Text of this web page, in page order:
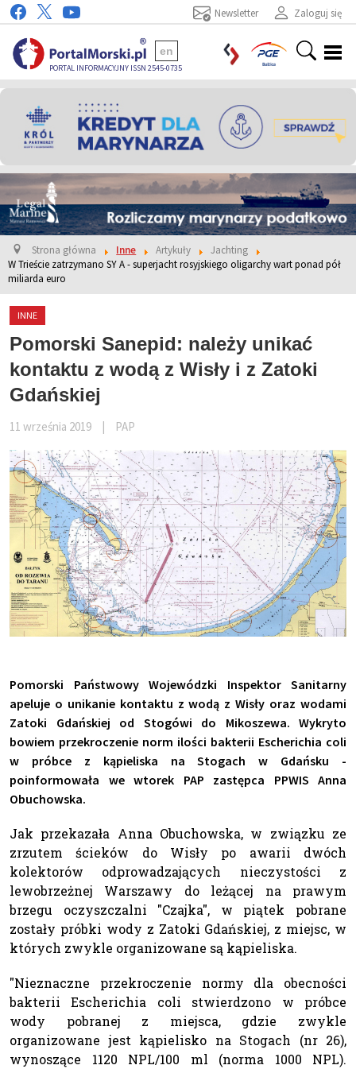
Zaloguj się
Newsletter
PORTAL INFORMACYJNY ISSN 2545-0735
en
Strona główna Inne Artykuły
Jachting
W Trieście zatrzymano SY A - superjacht rosyjskiego oligarchy wart ponad pół
miliarda euro
INNE
Pomorski Sanepid: należy unikać
kontaktu z wodą z Wisły i z Zatoki
Gdańskiej
11 września 2019 PAP
Pomorski Państwowy Wojewódzki Inspektor Sanitarny
apeluje o unikanie kontaktu z wodą z Wisły oraz wodami
Zatoki Gdańskiej od Stogówi do Mikoszewa. Wykryto
bowiem przekroczenie norm ilości bakterii Escherichia coli
w próbce z kąpieliska na Stogach w Gdańsku -
poinformowała we wtorek PAP zastępca PPWIS Anna
Obuchowska.
Jak przekazała Anna Obuchowska, w związku ze
zrzutem ścieków do Wisły po awarii dwóch
kolektorów odprowadzających nieczystości z
lewobrzeżnej Warszawy do leżącej na prawym
brzegu oczyszczalni "Czajka", w piątek pobrane
zostały próbki wody z Zatoki Gdańskiej, z miejsc, w
których zwykle organizowane są kąpieliska.
"Nieznaczne przekroczenie normy dla obecności
bakterii Escherichia coli stwierdzono w próbce
wody pobranej z miejsca, gdzie zwykle
organizowane jest kąpielisko na Stogach (nr 26),
wynoszące 1120 NPL/100 ml (norma 1000 NPL).